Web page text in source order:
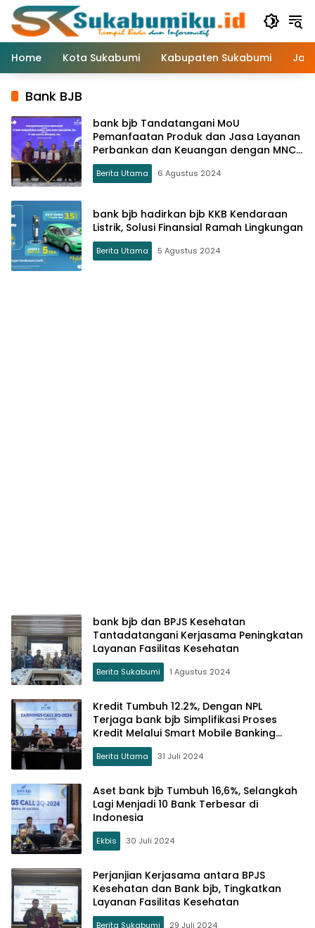
Langsung
konten
Home
Kota Sukabumi Kabupaten Sukabumi
Bank BJB
bank bjb Tandatangani MoU
Pemanfaatan Produk dan Jasa Layanan
Perbankan dan Keuangan dengan MNC
Kapital
Berita Utama 6 Agustus 2024
bank bjb hadirkan bjb KKB Kendaraan
Listrik, Solusi Finansial Ramah Lingkungan
Berita Utama 5 Agustus 2024
bank bjb dan BPJS Kesehatan
Tantadatangani Kerjasama Peningkatan
Layanan Fasilitas Kesehatan
Berita Sukabumi 1 Agustus 2024
Kredit Tumbuh 12.2%, Dengan NPL
Terjaga bank bjb Simplifikasi Proses
Kredit Melalui Smart Mobile Banking
Terbaru
Berita Utama 31 Juli 2024
Aset bank bjb Tumbuh 16,6%, Selangkah
Lagi Menjadi 10 Bank Terbesar di
Indonesia
Ekbis 30 Juli 2024
Perjanjian Kerjasama antara BPJS
Kesehatan dan Bank bjb, Tingkatkan
Layanan Fasilitas Kesehatan
Berita Sukabumi 29 Juli 2024